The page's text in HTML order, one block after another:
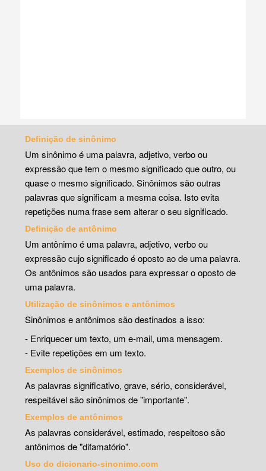
Definição de sinônimo
Um sinônimo é uma palavra, adjetivo, verbo ou
expressão que tem o mesmo significado que outro, ou
quase o mesmo significado. Sinônimos são outras
palavras que significam a mesma coisa. Isto evita
repetições numa frase sem alterar o seu significado.
Definição de antônimo
Um antônimo é uma palavra, adjetivo, verbo ou
expressão cujo significado é oposto ao de uma palavra.
Os antônimos são usados para expressar o oposto de
uma palavra.
Utilização de sinônimos e antônimos
Sinônimos e antônimos são destinados a isso:
- Enriquecer um texto, um e-mail, uma mensagem.
- Evite repetições em um texto.
Exemplos de sinônimos
As palavras significativo, grave, sério, considerável,
respeitável são sinônimos de "importante".
Exemplos de antônimos
As palavras considerável, estimado, respeitoso são
antônimos de "difamatório".
Uso do dicionario-sinonimo.com